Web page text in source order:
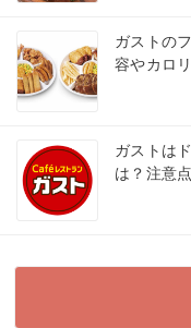
ガストの
容やカロ
ガストは
は？注意